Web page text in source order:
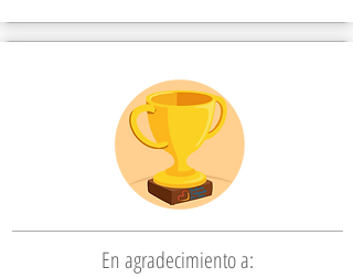
En agradecimiento a: